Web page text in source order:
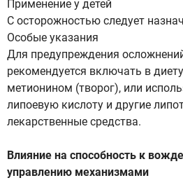
Применение у детей
С осторожностью следует
Особые указания
Для предупреждения
рекомендуется включать в
метионином (творог), или
липоевую кислоту и другие
лекарственные средства.
Влияние на способность к
управлению механизмами